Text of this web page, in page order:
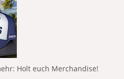
Holt euch Merchandise!